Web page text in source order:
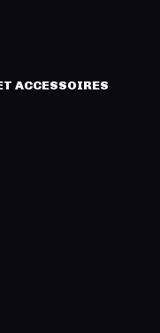
ACCESSOIRES